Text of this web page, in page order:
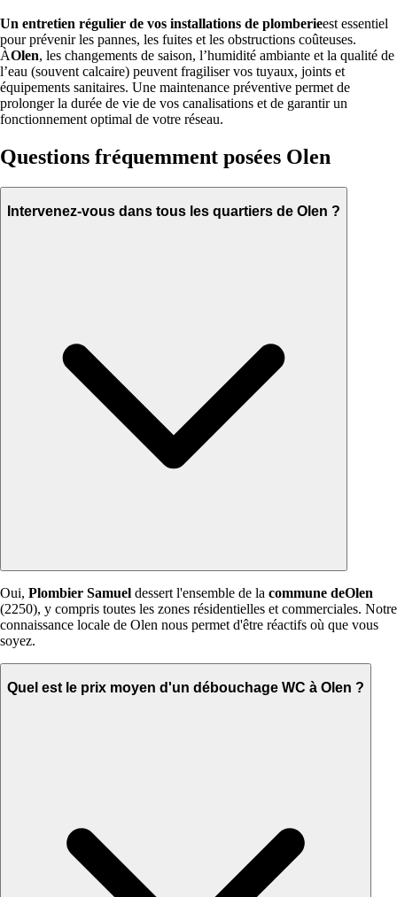
Un entretien régulier de vos installations de plomberieest essentiel
pour prévenir les pannes, les fuites et les obstructions coûteuses.
ÀOlen, les changements de saison, l’humidité ambiante et la qualité de
l’eau (souvent calcaire) peuvent fragiliser vos tuyaux, joints et
équipements sanitaires. Une maintenance préventive permet de
prolonger la durée de vie de vos canalisations et de garantir un
fonctionnement optimal de votre réseau.
Questions fréquemment posées Olen
Intervenez-vous dans tous les quartiers de Olen ?
Oui, Plombier Samuel dessert l'ensemble de la commune deOlen
(2250), y compris toutes les zones résidentielles et commerciales. Notre
connaissance locale de Olen nous permet d'être réactifs où que vous
soyez.
Quel est le prix moyen d'un débouchage WC à Olen ?